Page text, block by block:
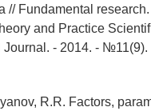
// Fundamental research.
and Practice
Journal. - 2014. - №11(9).
R.R. Factors,